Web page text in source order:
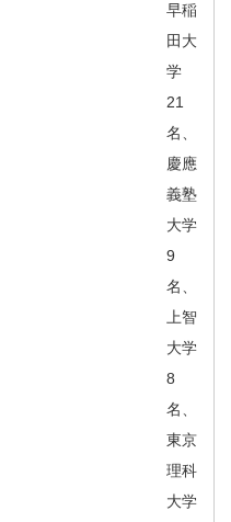
早稲
田大
学
21
名、
慶應
義塾
大学
9
名、
上智
大学
8
名、
東京
理科
大学